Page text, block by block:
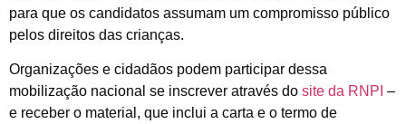
para que os candidatos assumam um compromisso público
pelos direitos das crianças.
Organizações e cidadãos podem participar dessa
mobilização nacional se inscrever através do site da RNPI –
e receber o material, que inclui a carta e o termo de